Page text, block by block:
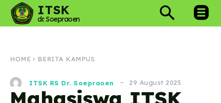
ITSK
dr. Soepraoen
HOME BERITA KAMPUS
ITSK RS Dr. Soepraoen 29 August 2025